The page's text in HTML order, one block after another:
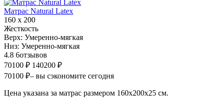
Матрас Natural Latex
160 х 200
Жесткость
Верх: Умеренно-мягкая
Низ: Умеренно-мягкая
4.8 6отзывов
70100 ₽ 140200 ₽
70100 ₽– вы сэкономите сегодня
Цена указана за матрас размером 160х200х25 см.